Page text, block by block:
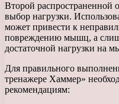
Второй распространенной
выбор нагрузки.
может привести к
повреждению мышц, а
достаточной нагрузки на
Для правильного
тренажере Хаммер»
рекомендациям: